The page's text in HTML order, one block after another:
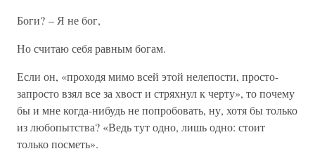
Боги? – Я не бог,
Но считаю себя равным богам.
Если он, «проходя мимо всей этой нелепости, просто-
запросто взял все за хвост и стряхнул к черту», то почему
бы и мне когда-нибудь не попробовать, ну, хотя бы только
из любопытства? «Ведь тут одно, лишь одно: стоит
только посметь».